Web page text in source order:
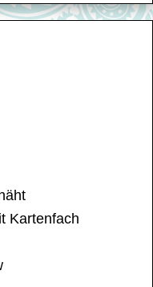
Kartenfach